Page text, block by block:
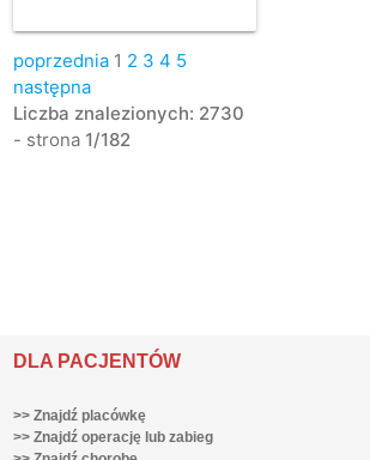
poprzednia 1 2 3 4 5
następna
Liczba znalezionych: 2730
- strona 1/182
DLA PACJENTÓW
>> Znajdź placówkę
>> Znajdź operację lub zabieg